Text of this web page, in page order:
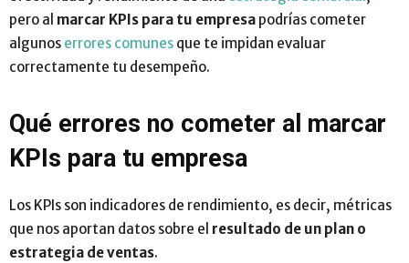
pero al marcar KPIs para tu empresa podrías cometer
algunos errores comunes que te impidan evaluar
correctamente tu desempeño.
Qué errores no cometer al marcar
KPIs para tu empresa
Los KPIs son indicadores de rendimiento, es decir, métricas
que nos aportan datos sobre el resultado de un plan o
estrategia de ventas.